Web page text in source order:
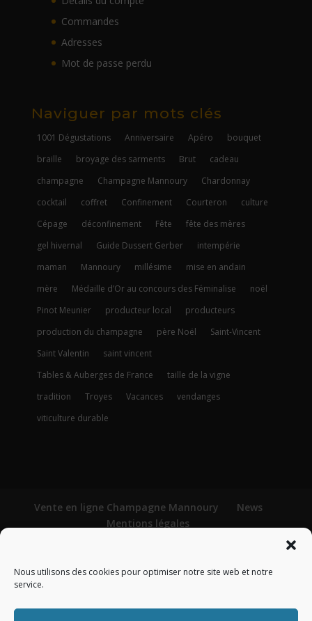
Nous utilisons des cookies pour optimiser notre site web et notre
service.
Commandes
Adresses
Mot de passe perdu
Naviguer par mots clés
1001 Dégustations Anniversaire Apéro
bouquet
braille
broyage des sarments Brut
cadeau
champagne
Champagne Mannoury
Chardonnay
cocktail
coffret Confinement Courteron
culture
Cépage
déconfinement Fête
fête des mères
gel hivernal
Guide Dussert Gerber
intempérie
maman
Mannoury millésime
mise en andain
mère
Médaille d’Or au concours des Féminalise
noël
Pinot Meunier
producteur local
producteurs
production du champagne
père Noël
Saint-Vincent
Saint Valentin
saint vincent
Tables & Auberges de France
taille de la vigne
tradition
Troyes Vacances
vendanges
viticulture durable
Vente en ligne Champagne Mannoury
News
Mentions légales
Politique de cookies (UE)
L’abus d’alcool est dangereux pour la santé. À